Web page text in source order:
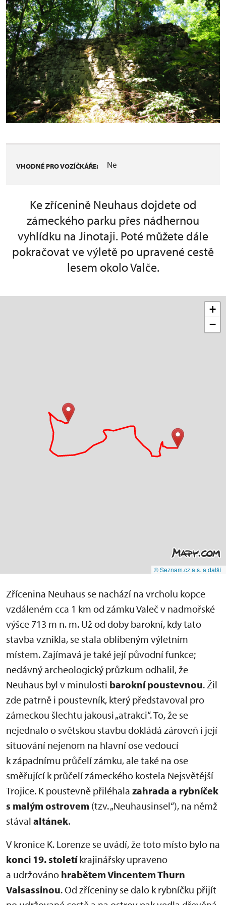
VHODNÉ PRO VOZÍČKÁŘE: Ne
Ke zřícenině Neuhaus dojdete od
zámeckého parku přes nádhernou
vyhlídku na Jinotaji. Poté můžete dále
pokračovat ve výletě po upravené cestě
lesem okolo Valče.
+
−
© Seznam.cz a.s. a další
Zřícenina Neuhaus se nachází na vrcholu kopce
vzdáleném cca 1 km od zámku Valeč v nadmořské
výšce 713 m n. m. Už od doby barokní, kdy tato
stavba vznikla, se stala oblíbeným výletním
místem. Zajímavá je také její původní funkce;
nedávný archeologický průzkum odhalil, že
Neuhaus byl v minulosti barokní poustevnou. Žil
zde patrně i poustevník, který představoval pro
zámeckou šlechtu jakousi „atrakci“. To, že se
nejednalo o světskou stavbu dokládá zároveň i její
situování nejenom na hlavní ose vedoucí
k západnímu průčelí zámku, ale také na ose
směřující k průčelí zámeckého kostela Nejsvětější
Trojice. K poustevně přiléhala zahrada a rybníček
s malým ostrovem (tzv. „Neuhausinsel“), na němž
stával altánek.
V kronice K. Lorenze se uvádí, že toto místo bylo na
konci 19. stoletíkrajinářsky upraveno
a udržováno hrabětem Vincentem Thurn
Valsassinou. Od zříceniny se dalo k rybníčku přijít